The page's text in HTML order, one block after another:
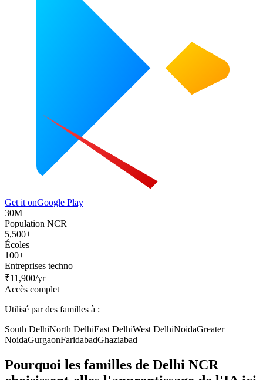
Get it onGoogle Play
30M+
Population NCR
5,500+
Écoles
100+
Entreprises techno
₹11,900/yr
Accès complet
Utilisé par des familles à :
South DelhiNorth DelhiEast DelhiWest DelhiNoidaGreater
NoidaGurgaonFaridabadGhaziabad
Pourquoi les familles de Delhi NCR